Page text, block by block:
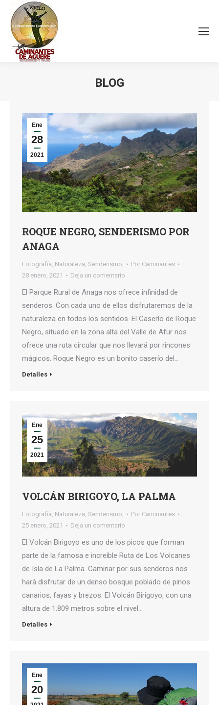
BLOG
Ene
28
2021
ROQUE NEGRO, SENDERISMO POR
ANAGA
Fotografía, Naturaleza, Senderismo, Por Caminantes
28 enero, 2021
Deja un comentario
El Parque Rural de Anaga nos ofrece infinidad de
senderos. Con cada uno de ellos disfrutaremos de la
naturaleza en todos los sentidos. El Caserío de Roque
Negro, situado en la zona alta del Valle de Afur nos
ofrece una ruta circular que nos llevará por rincones
mágicos. Roque Negro es un bonito caserío del…
Detalles
Ene
25
2021
VOLCÁN BIRIGOYO, LA PALMA
Fotografía, Naturaleza, Senderismo, Por Caminantes
25 enero, 2021
Deja un comentario
El Volcán Birigoyo es uno de los picos que forman
parte de la famosa e increíble Ruta de Los Volcanes
de Isla de La Palma. Caminar por sus senderos nos
hará disfrutar de un denso bosque poblado de pinos
canarios, fayas y brezos. El Volcán Birigoyo, con una
altura de 1.809 metros sobre el nivel…
Detalles
Ene
20